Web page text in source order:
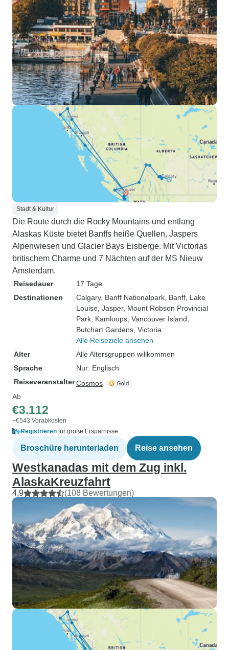
Stadt & Kultur
Die Route durch die Rocky Mountains und entlang
Alaskas Küste bietet Banffs heiße Quellen, Jaspers
Alpenwiesen und Glacier Bays Eisberge. Mit Victorias
britischem Charme und 7 Nächten auf der MS Nieuw
Amsterdam.
Reisedauer
17 Tage
Destinationen
Calgary, Banff Nationalpark , Banff , Lake
Louise , Jasper, Mount Robson Provincial
Park , Kamloops , Vancouver Island
Butchart Gardens , Victoria
Alle Reiseziele ansehen
Alter
Alle Altersgruppen willkommen
Sprache
Nur: Englisch
ReiseveranstalterCosmos
Ab
€3.112
+€543 Vorabkosten
Registrieren für große Ersparnisse
Broschüre herunterladen Reise ansehen
Westkanadas mit dem Zug inkl.
AlaskaKreuzfahrt
4,9 (108 Bewertungen)